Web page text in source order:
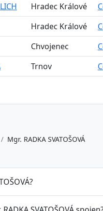
Hradec Králové
Hradec Králové
Chvojenec
Trnov
Mgr. RADKA SVATOŠOVÁ